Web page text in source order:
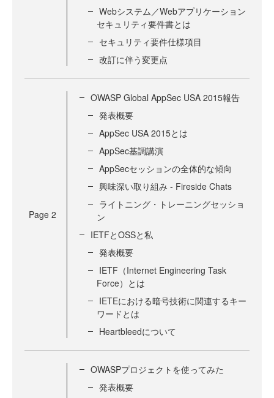
Webシステム／Webアプリケーション
セキュリティ要件書とは
セキュリティ要件仕様項目
改訂に伴う変更点
Page 2
OWASP Global AppSec USA 2015報告
発表概要
AppSec USA 2015とは
AppSec基調講演
AppSecセッションの全体的な傾向
興味深い取り組み - Fireside Chats
ライトニング・トレーニングセッショ
ン
IETFとOSSと私
発表概要
IETF（Internet Engineering Task
Force）とは
IETEにおける暗号技術に関連するキー
ワードとは
Heartbleedについて
OWASPプロジェクトを使ってみた
発表概要